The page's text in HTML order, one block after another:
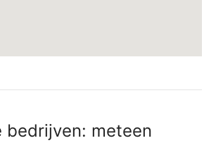
bedrijven: meteen